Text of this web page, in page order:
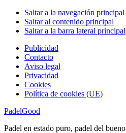
Saltar a la navegación principal
Saltar al contenido principal
Saltar a la barra lateral principal
Publicidad
Contacto
Aviso legal
Privacidad
Cookies
Política de cookies (UE)
PadelGood
Padel en estado puro, padel del bueno